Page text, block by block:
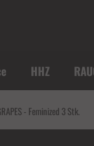
HHZ
- Feminized 3 Stk.